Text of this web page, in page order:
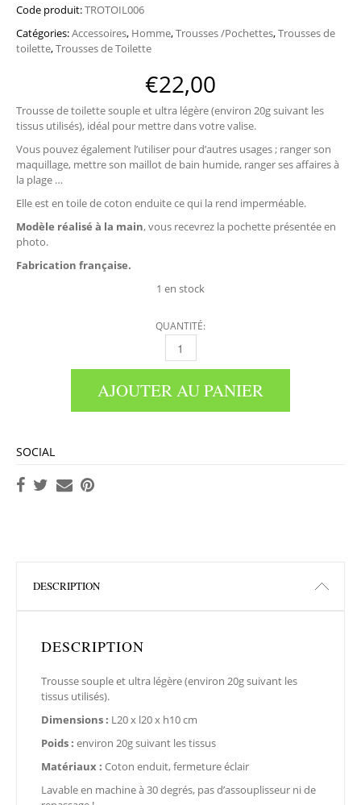
Code produit:TROTOIL006
Catégories:Accessoires, Homme,Trousses /Pochettes,Trousses de
toilette,Trousses de Toilette
€22,00
Trousse de toilette souple et ultra légère (environ 20g suivant les
tissus utilisés), idéal pour mettre dans votre valise.
Vous pouvez également l’utiliser pour d’autres usages ; ranger son
maquillage, mettre son maillot de bain humide, ranger ses affaires à
la plage …
Elle est en toile de coton enduite ce qui la rend imperméable.
Modèle réalisé à la main, vous recevrez la pochette présentée en
photo.
Fabrication française.
1 en stock
QUANTITÉ:
TROUSSE DE TOILETTE QUANTITÉ
AJOUTER AU PANIER
SOCIAL
DESCRIPTION
DESCRIPTION
Trousse souple et ultra légère (environ 20g suivant les
tissus utilisés).
Dimensions : L20 x l20 x h10 cm
Poids : environ 20g suivant les tissus
Matériaux : Coton enduit, fermeture éclair
Lavable en machine à 30 degrés, pas d’assouplisseur ni de